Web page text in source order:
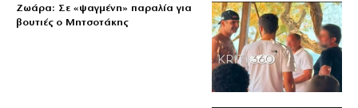
Ζωάρα: Σε «ψαγμένη» παραλία για
βουτιές ο Μητσοτάκης